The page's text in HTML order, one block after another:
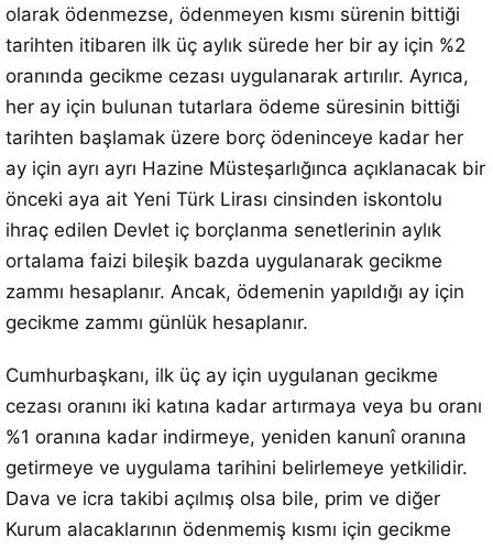
olarak ödenmezse, ödenmeyen kısmı sürenin bittiği
tarihten itibaren ilk üç aylık sürede her bir ay için %2
oranında gecikme cezası uygulanarak artırılır. Ayrıca,
her ay için bulunan tutarlara ödeme süresinin bittiği
tarihten başlamak üzere borç ödeninceye kadar her
ay için ayrı ayrı Hazine Müsteşarlığınca açıklanacak bir
önceki aya ait Yeni Türk Lirası cinsinden iskontolu
ihraç edilen Devlet iç borçlanma senetlerinin aylık
ortalama faizi bileşik bazda uygulanarak gecikme
zammı hesaplanır. Ancak, ödemenin yapıldığı ay için
gecikme zammı günlük hesaplanır.
Cumhurbaşkanı, ilk üç ay için uygulanan gecikme
cezası oranını iki katına kadar artırmaya veya bu oranı
%1 oranına kadar indirmeye, yeniden kanunî oranına
getirmeye ve uygulama tarihini belirlemeye yetkilidir.
Dava ve icra takibi açılmış olsa bile, prim ve diğer
Kurum alacaklarının ödenmemiş kısmı için gecikme